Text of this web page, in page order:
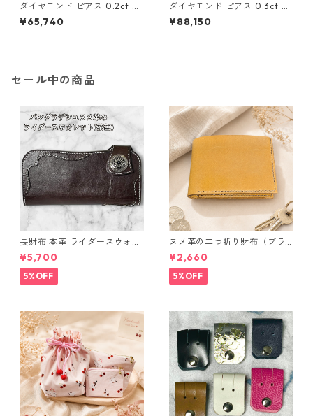
ダイヤモンド ピアス 0.2ct K1
8 イエローゴールド 0.2カラッ
ト 花 フラワーモチーフ ピアス
¥65,740
ダイヤモンド ピアス 0.3ct K1
8 ホワイトゴールド 0.3カラッ
ト 花 フラワーモチーフ ピアス
¥88,150
セール中の商品
長財布 本革 ライダースウォレ
ット 国産 ヌメ革 ブラウン バ
ングラデシュ l175 レザー 革財
布 ハンドメイド 経年変化
¥5,700
5%OFF
ヌメ革の二つ折り財布（ブラ
ウン系）
¥2,660
5%OFF